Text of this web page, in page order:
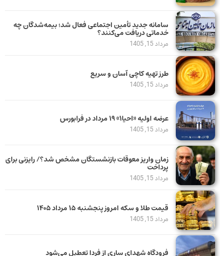
سامانه جدید تأمین اجتماعی فعال شد؛ بیمه‌شدگان چه
خدماتی دریافت می‌کنند؟
مرداد 15, 1405
طرز تهیه کاچی آسان و سریع
مرداد 15, 1405
عرضه اولیه «احیا۱» ۱۹ مرداد در فرابورس
مرداد 15, 1405
زمان واریز معوقات بازنشستگان مشخص شد؟/ رایزنی برای
پرداخت
مرداد 15, 1405
قیمت طلا و سکه امروز پنجشنبه ۱۵ مرداد ۱۴۰۵
مرداد 15, 1405
فرودگاه شهدای ساری از فردا تعطیل می‌شود